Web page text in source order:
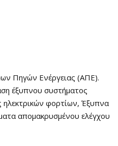
Πηγών Ενέργειας (ΑΠΕ).
έξυπνου συστήματος
ηλεκτρικών φορτίων, Έξυπνα
απομακρυσμένου ελέγχου